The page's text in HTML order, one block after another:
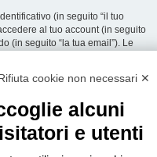
(in seguito “il tuo
al tuo account (in seguito
(in seguito “la tua email”). Le
indirizzo email richiesti durante
di “EDILCLIMA”. In tutti i casi,
che hai fornito possano
hai facoltà di opt-in o opt-out
cookie non necessari ✕
alcuni
e utenti